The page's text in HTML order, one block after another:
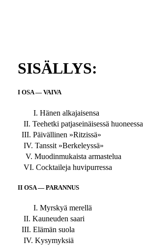
SISÄLLYS:
I OSA — VAIVA
I. Hänen alkajaisensa
II. Teehetki patjaseinäisessä huoneessa
III. Päivällinen »Ritzissä»
IV. Tanssit »Berkeleyssä»
V. Muodinmukaista armastelua
VI. Cocktaileja huvipurressa
II OSA — PARANNUS
I. Myrskyä merellä
II. Kauneuden saari
III. Elämän suola
IV. Kysymyksiä